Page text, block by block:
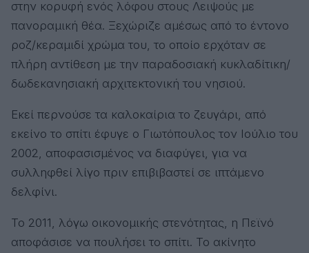
στην κορυφή ενός λόφου στους Λειψούς με
πανοραμική θέα. Ξεχώριζε αμέσως από το έντονο
ροζ/κεραμιδί χρώμα του, το οποίο ερχόταν σε
πλήρη αντίθεση με την παραδοσιακή κυκλαδίτικη/
δωδεκανησιακή αρχιτεκτονική του νησιού.
Εκεί περνούσε τα καλοκαίρια το ζευγάρι, από
εκείνο το σπίτι έφυγε ο Γιωτόπουλος τον Ιούλιο του
2002, αποφασισμένος να διαφύγει, για να
συλληφθεί λίγο πριν επιβιβαστεί σε ιπτάμενο
δελφίνι.
Το 2011, λόγω οικονομικής στενότητας, η Πεϊνό
αποφάσισε να πουλήσει το σπίτι. Το ακίνητο